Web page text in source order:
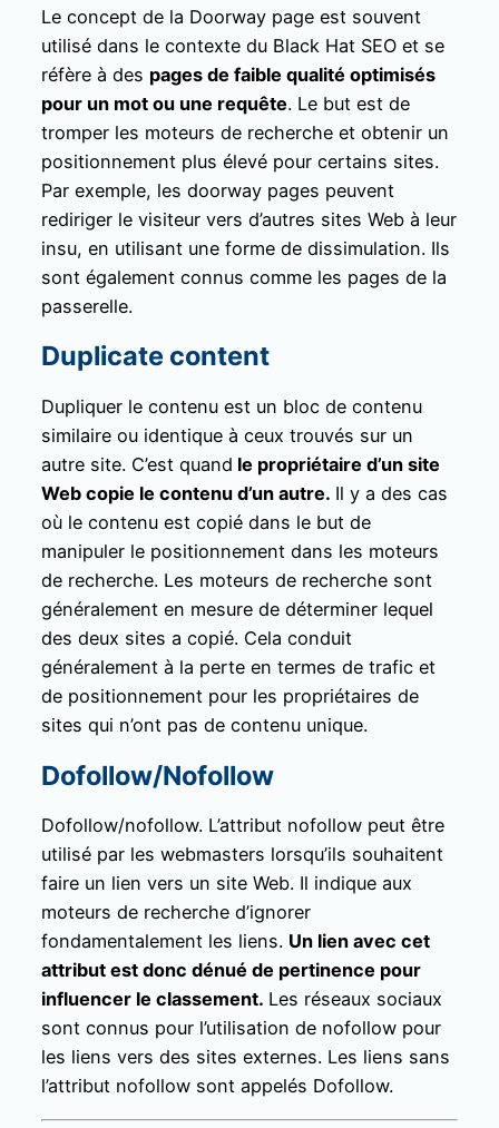
Le concept de la Doorway page est souvent
utilisé dans le contexte du Black Hat SEO et se
réfère à des pages de faible qualité optimisés
pour un mot ou une requête. Le but est de
tromper les moteurs de recherche et obtenir un
positionnement plus élevé pour certains sites.
Par exemple, les doorway pages peuvent
rediriger le visiteur vers d’autres sites Web à leur
insu, en utilisant une forme de dissimulation. Ils
sont également connus comme les pages de la
passerelle.
Duplicate content
Dupliquer le contenu est un bloc de contenu
similaire ou identique à ceux trouvés sur un
autre site. C’est quand le propriétaire d’un site
Web copie le contenu d’un autre. Il y a des cas
où le contenu est copié dans le but de
manipuler le positionnement dans les moteurs
de recherche. Les moteurs de recherche sont
généralement en mesure de déterminer lequel
des deux sites a copié. Cela conduit
généralement à la perte en termes de trafic et
de positionnement pour les propriétaires de
sites qui n’ont pas de contenu unique.
Dofollow/Nofollow
Dofollow/nofollow. L’attribut nofollow peut être
utilisé par les webmasters lorsqu’ils souhaitent
faire un lien vers un site Web. Il indique aux
moteurs de recherche d’ignorer
fondamentalement les liens. Un lien avec cet
attribut est donc dénué de pertinence pour
influencer le classement. Les réseaux sociaux
sont connus pour l’utilisation de nofollow pour
les liens vers des sites externes. Les liens sans
l’attribut nofollow sont appelés Dofollow.